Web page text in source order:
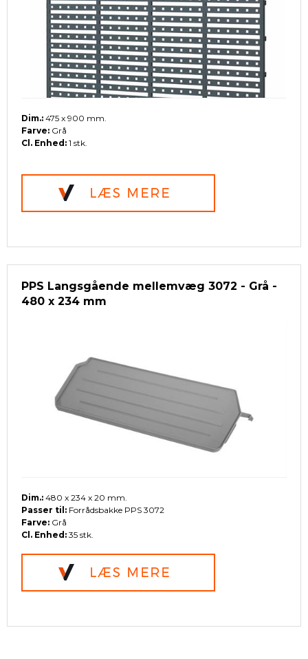
Dim.: 475 x 900 mm.
Farve: Grå
Cl. Enhed: 1 stk.
PPS Langsgående mellemvæg 3072 - Grå -
480 x 234 mm
Dim.: 480 x 234 x 20 mm.
Passer til: Forrådsbakke PPS 3072
Farve: Grå
Cl. Enhed: 35 stk.